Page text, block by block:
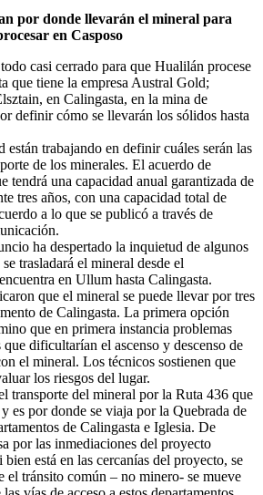
por donde llevarán el mineral para
en Casposo
casi cerrado para que Hualilán procese
que tiene la empresa Austral Gold;
en Calingasta, en la mina de
definir cómo se llevarán los sólidos hasta
trabajando en definir cuáles serán las
de los minerales. El acuerdo de
tendrá una capacidad anual garantizada de
tres años, con una capacidad total de
a lo que se publicó a través de
ha despertado la inquietud de algunos
trasladará el mineral desde el
en Ullum hasta Calingasta.
que el mineral se puede llevar por tres
de Calingasta. La primera opción
que en primera instancia problemas
que dificultarían el ascenso y descenso de
el mineral. Los técnicos sostienen que
los riesgos del lugar.
transporte del mineral por la Ruta 436 que
es por donde se viaja por la Quebrada de
de Calingasta e Iglesia. De
por las inmediaciones del proyecto
está en las cercanías del proyecto, se
el tránsito común – no minero- se mueve